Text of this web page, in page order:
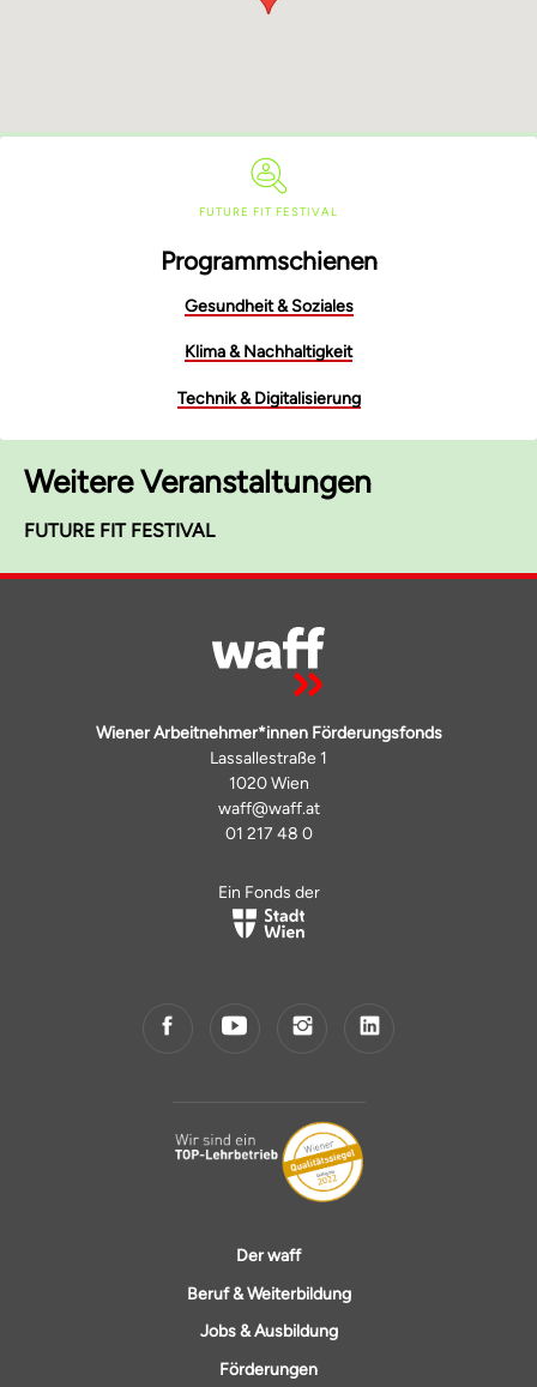
FUTURE FIT FESTIVAL
Programmschienen
Gesundheit & Soziales
Klima & Nachhaltigkeit
Technik & Digitalisierung
Weitere Veranstaltungen
FUTURE FIT FESTIVAL
Wiener Arbeitnehmer*innen Förderungsfonds
Lassallestraße 1
1020 Wien
waff@waff.at
01 217 48 0
Ein Fonds der
Der waff
Beruf & Weiterbildung
Jobs & Ausbildung
Förderungen